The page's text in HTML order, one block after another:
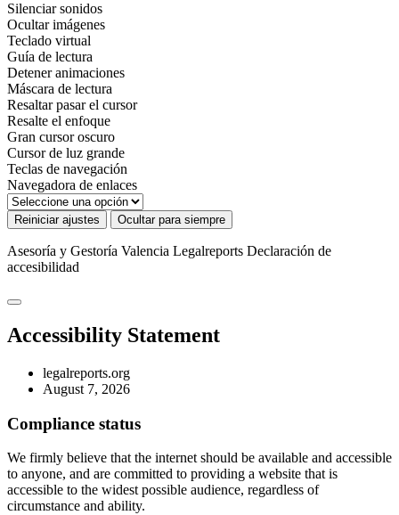
Silenciar sonidos
Ocultar imágenes
Teclado virtual
Guía de lectura
Detener animaciones
Máscara de lectura
Resaltar pasar el cursor
Resalte el enfoque
Gran cursor oscuro
Cursor de luz grande
Teclas de navegación
Navegadora de enlaces
Reiniciar ajustes Ocultar para siempre
Asesoría y Gestoría Valencia Legalreports Declaración de
accesibilidad
Accessibility Statement
legalreports.org
August 7, 2026
Compliance status
We firmly believe that the internet should be available and accessible
to anyone, and are committed to providing a website that is
accessible to the widest possible audience, regardless of
circumstance and ability.